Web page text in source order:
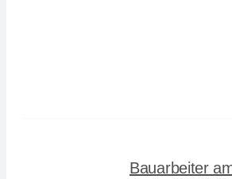
Bauarbeiter